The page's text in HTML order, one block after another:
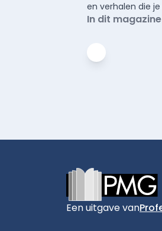
en verhalen die
In dit magazine
Een uitgave van